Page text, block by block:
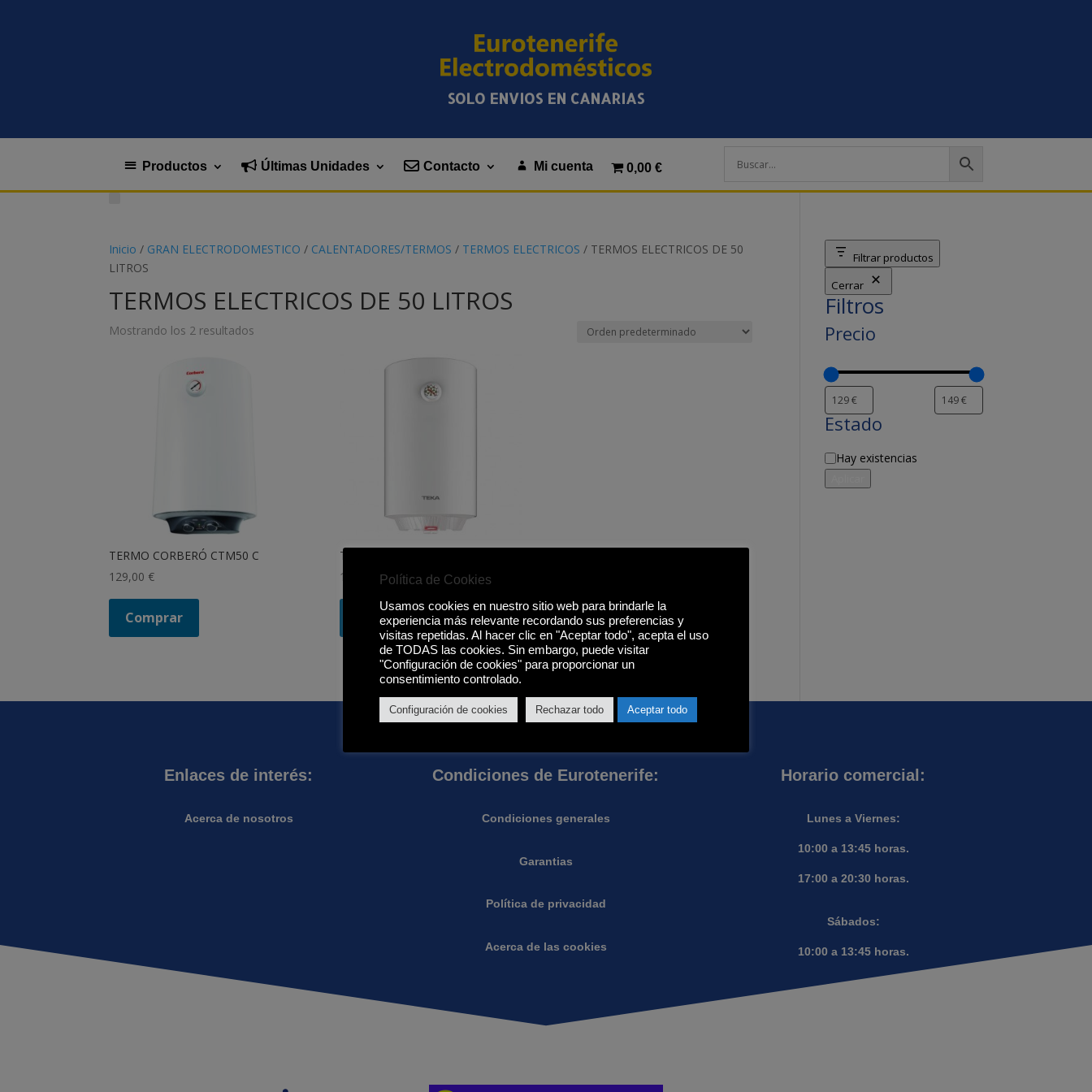
SOLO ENVIOS EN CANARIAS
Productos Últimas Unidades Contacto Mi cuenta 0,00 €
Inicio / GRAN ELECTRODOMESTICO / CALENTADORES/TERMOS / TERMOS ELECTRICOS / TERMOS ELECTRICOS DE 50
LITROS
TERMOS ELECTRICOS DE 50 LITROS
Mostrando los 2 resultados
TERMO CORBERÓ CTM50 C
129,00 €
Comprar
TERMO TEKA EWH 50
149,00
€
Comprar
Filtrar productos
Cerrar
Filtros
Precio
Estado
Disponibilidad
Hay existencias
Enlaces de interés:
Acerca de nosotros
Condiciones de Eurotenerife:
Condiciones generales
Garantias
Política de privacidad
Acerca de las cookies
Horario comercial:
Lunes a Viernes:
10:00 a 13:45 horas.
17:00 a 20:30 horas.
Sábados:
10:00 a 13:45 horas.
Política de Cookies
Usamos cookies en nuestro sitio web para brindarle la
experiencia más relevante recordando sus preferencias y
visitas repetidas. Al hacer clic en "Aceptar todo", acepta el uso
de TODAS las cookies. Sin embargo, puede visitar
"Configuración de cookies" para proporcionar un
consentimiento controlado.
Configuración de cookies Rechazar todo Aceptar todo